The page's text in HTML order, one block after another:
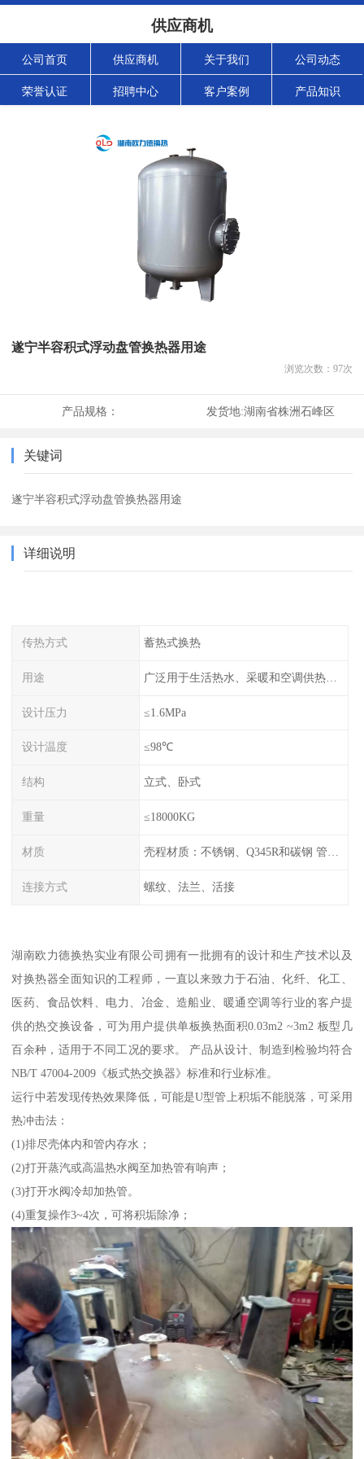
供应商机
公司首页 供应商机 关于我们 公司动态
荣誉认证 招聘中心 客户案例 产品知识
遂宁半容积式浮动盘管换热器用途
浏览次数： 97次
产品规格： 发货地:湖南省株洲石峰区
关键词
遂宁半容积式浮动盘管换热器用途
详细说明
传热方式 蓄热式换热
用途 广泛用于生活热水、采暖和空调供热系统中
设计压力 ≤1.6MPa
设计温度 ≤98℃
结构 立式、卧式
重量 ≤18000KG
材质
连接方式 螺纹、法兰、活接
湖南欧力德换热实业有限公司拥有一批拥有的设计和生产技术以及
对换热器全面知识的工程师，一直以来致力于石油、化纤、化工、
医药、食品饮料、电力、冶金、造船业、暖通空调等行业的客户提
供的热交换设备，可为用户提供单板换热面积0.03m2 ~3m2 板型几
百余种，适用于不同工况的要求。 产品从设计、制造到检验均符合
NB/T 47004-2009《板式热交换器》标准和行业标准。
运行中若发现传热效果降低，可能是U型管上积垢不能脱落，可采用
热冲击法：
(1)排尽壳体内和管内存水；
(2)打开蒸汽或高温热水阀至加热管有响声；
(3)打开水阀冷却加热管。
(4)重复操作3~4次，可将积垢除净；